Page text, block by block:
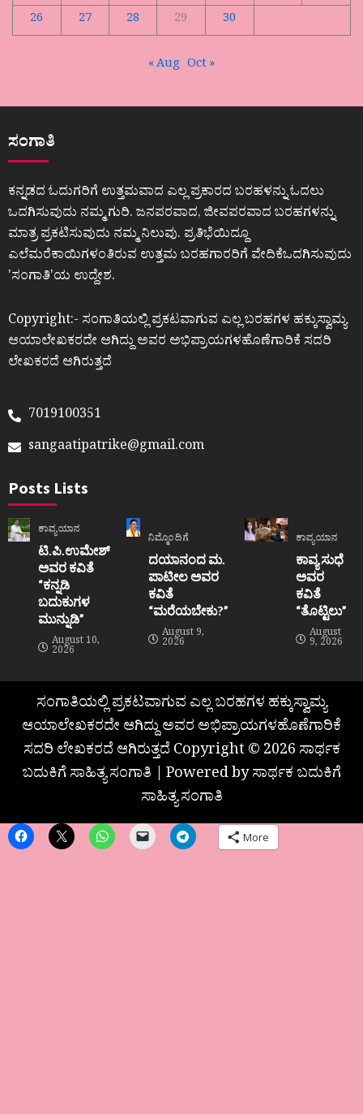
26
27 28 29 30
« Aug Oct »
ಸಂಗಾತಿ
ಕನ್ನಡದ ಓದುಗರಿಗೆ ಉತ್ತಮವಾದ ಎಲ್ಲ ಪ್ರಕಾರದ ಬರಹಳನ್ನು ಓದಲು
ಒದಗಿಸುವುದು ನಮ್ಮ ಗುರಿ. ಜನಪರವಾದ, ಜೀವಪರವಾದ ಬರಹಗಳನ್ನು
ಮಾತ್ರ ಪ್ರಕಟಿಸುವುದು ನಮ್ಮ ನಿಲುವು. ಪ್ರತಿಭೆಯಿದ್ದೂ
ಎಲೆಮರೆಕಾಯಿಗಳಂತಿರುವ ಉತ್ತಮ ಬರಹಗಾರರಿಗೆ ವೇದಿಕೆಒದಗಿಸುವುದು
ʼಸಂಗಾತಿʼಯ ಉದ್ದೇಶ.
Copyright:- ಸಂಗಾತಿಯಲ್ಲಿ ಪ್ರಕಟವಾಗುವ ಎಲ್ಲ ಬರಹಗಳ ಹಕ್ಕುಸ್ವಾಮ್ಯ
ಆಯಾಲೇಖಕರದೇ ಆಗಿದ್ದು ಅವರ ಅಭಿಪ್ರಾಯಗಳಹೊಣೆಗಾರಿಕೆ ಸದರಿ
ಲೇಖಕರದೆ ಆಗಿರುತ್ತದೆ
7019100351
sangaatipatrike@gmail.com
Posts Lists
ಕಾವ್ಯಯಾನ
ಟಿ.ಪಿ.ಉಮೇಶ್
ಅವರ ಕವಿತೆ
“ಕನ್ನಡಿ
ಬದುಕುಗಳ
ಮುನ್ನುಡಿ”
August 10,
2026
ನಿಮ್ಮೊಂದಿಗೆ
ದಯಾನಂದ ಮ.
ಪಾಟೀಲ ಅವರ
ಕವಿತೆ
“ಮರೆಯಬೇಕು?”
August 9,
2026
ಕಾವ್ಯಯಾನ
ಕಾವ್ಯ ಸುಧೆ
ಅವರ
ಕವಿತೆ
“ತೊಟ್ಟಿಲು”
August
9, 2026
ಸಂಗಾತಿಯಲ್ಲಿ ಪ್ರಕಟವಾಗುವ ಎಲ್ಲ ಬರಹಗಳ ಹಕ್ಕುಸ್ವಾಮ್ಯ
ಆಯಾಲೇಖಕರದೇ ಆಗಿದ್ದು ಅವರ ಅಭಿಪ್ರಾಯಗಳಹೊಣೆಗಾರಿಕೆ
ಸದರಿ ಲೇಖಕರದೆ ಆಗಿರುತ್ತದೆ Copyright © 2026 ಸಾರ್ಥಕ
ಬದುಕಿಗೆ ಸಾಹಿತ್ಯ ಸಂಗಾತಿ | Powered by ಸಾರ್ಥಕ ಬದುಕಿಗೆ
ಸಾಹಿತ್ಯ ಸಂಗಾತಿ
More